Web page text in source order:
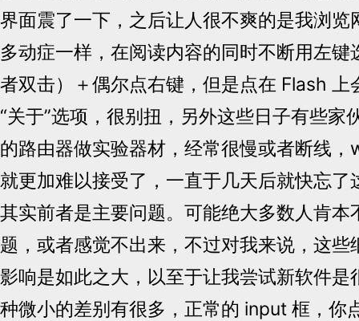
界面震了一下，之后让人很不爽的是我浏览
多动症一样，在阅读内容的同时不断用左键
者双击）＋偶尔点右键，但是点在 Flash 上
“关于”选项，很别扭，另外这些日子有些家
的路由器做实验器材，经常很慢或者断线
就更加难以接受了，一直于几天后就快忘了
其实前者是主要问题。可能绝大多数人肯本
题，或者感觉不出来，不过对我来说，这些
影响是如此之大，以至于让我尝试新软件是
种微小的差别有很多，正常的 input 框，你